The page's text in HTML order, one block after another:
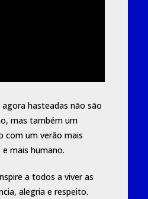
agora hasteadas não são
mas também um
com um verão mais
mais humano.
a todos a viver as
alegria e respeito.